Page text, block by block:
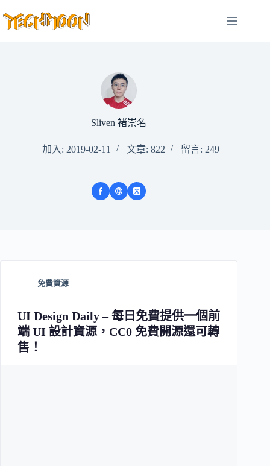
至
Sliven 褚崇名
加入: 2019-02-11 文章: 822 留言: 249
免費資源
UI Design Daily – 每日免費提供一個前
端 UI 設計資源，CC0 免費開源還可轉
售！